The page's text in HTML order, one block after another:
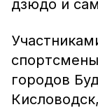
дзюдо и
городов